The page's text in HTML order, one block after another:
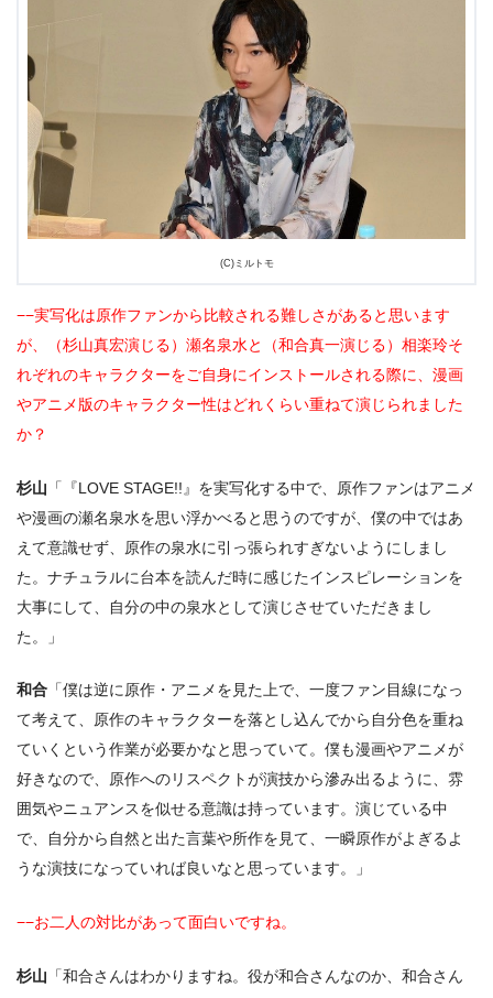
(C)ミルトモ
−−実写化は原作ファンから比較される難しさがあると思います
が、（杉山真宏演じる）瀬名泉水と（和合真一演じる）相楽玲そ
れぞれのキャラクターをご自身にインストールされる際に、漫画
やアニメ版のキャラクター性はどれくらい重ねて演じられました
か？
杉山 「『LOVE STAGE!!』を実写化する中で、原作ファンはアニメ
や漫画の瀬名泉水を思い浮かべると思うのですが、僕の中ではあ
えて意識せず、原作の泉水に引っ張られすぎないようにしまし
た。ナチュラルに台本を読んだ時に感じたインスピレーションを
大事にして、自分の中の泉水として演じさせていただきまし
た。」
和合 「僕は逆に原作・アニメを見た上で、一度ファン目線になっ
て考えて、原作のキャラクターを落とし込んでから自分色を重ね
ていくという作業が必要かなと思っていて。僕も漫画やアニメが
好きなので、原作へのリスペクトが演技から滲み出るように、雰
囲気やニュアンスを似せる意識は持っています。演じている中
で、自分から自然と出た言葉や所作を見て、一瞬原作がよぎるよ
うな演技になっていれば良いなと思っています。」
−−お二人の対比があって面白いですね。
杉山 「和合さんはわかりますね。役が和合さんなのか、和合さん